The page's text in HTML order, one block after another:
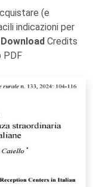
(e
indicazioni per
Credits
PDF